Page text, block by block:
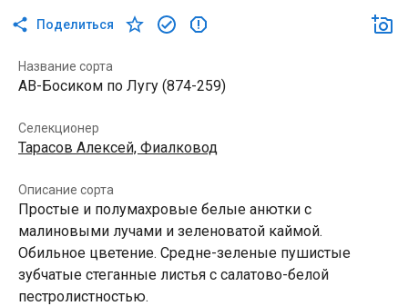
Поделиться
Название сорта
АВ-Босиком по Лугу (874-259)
Селекционер
Тарасов Алексей, Фиалковод
Описание сорта
Простые и полумахровые белые анютки с
малиновыми лучами и зеленоватой каймой.
Обильное цветение. Средне-зеленые пушистые
зубчатые стеганные листья с салатово-белой
пестролистностью.